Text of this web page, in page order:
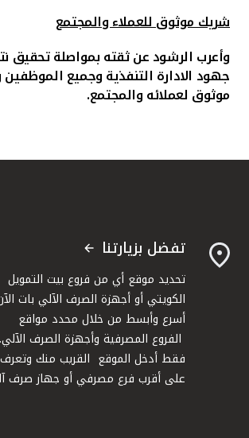
شريك موثوق للعملاء والمجتمع
وأعرب الرشود عن ثقته بمواصلة تحقيق
جهود الادارة التنفذية وجميع
موثوق لعملائه والمجتمع.
تفضل بزيارتنا
تحديد موقع أي من فروع بيت التمويل
الكويتي أو أجهزة الصرف الآلي بات
أسرع وأبسط من خلال محدد مواقع
الفروع المصرفية وأجهزة الصرف الآلي.
فقط أدخل الموقع القريب منك وتعرف
على أقرب فرع مصرفي أو جهاز صرف